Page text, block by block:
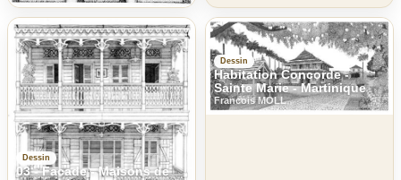
Dessin
03 - Facade - Maisons de
Dessin
Habitation Concorde -
Sainte Marie - Martinique
Francois MOLL